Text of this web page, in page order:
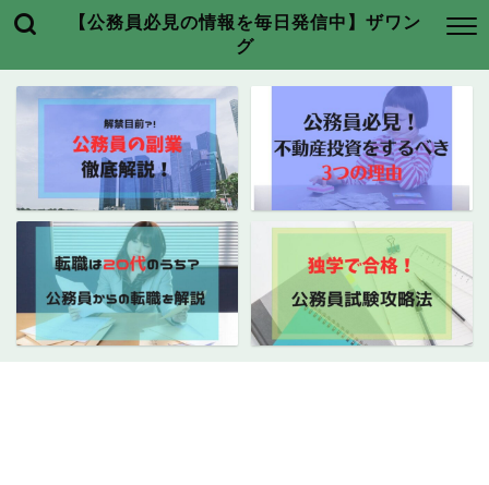
【公務員必見の情報を毎日発信中】ザワン
グ